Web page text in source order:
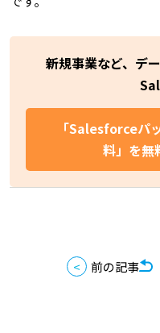
新規事業など、デ
「Salesforceパ
料」を無
前の記事